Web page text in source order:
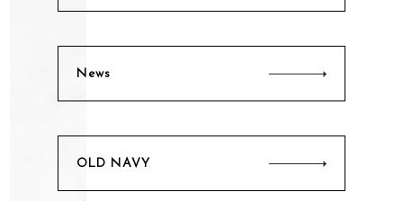
News
OLD NAVY